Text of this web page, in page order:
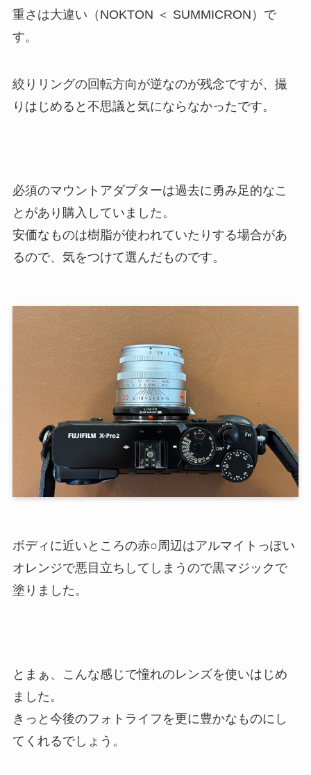
重さは大違い（NOKTON ＜ SUMMICRON）で
す。
絞りリングの回転方向が逆なのが残念ですが、撮
りはじめると不思議と気にならなかったです。
必須のマウントアダプターは過去に勇み足的なこ
とがあり購入していました。
安価なものは樹脂が使われていたりする場合があ
るので、気をつけて選んだものです。
ボディに近いところの赤○周辺はアルマイトっぽい
オレンジで悪目立ちしてしまうので黒マジックで
塗りました。
とまぁ、こんな感じで憧れのレンズを使いはじめ
ました。
きっと今後のフォトライフを更に豊かなものにし
てくれるでしょう。